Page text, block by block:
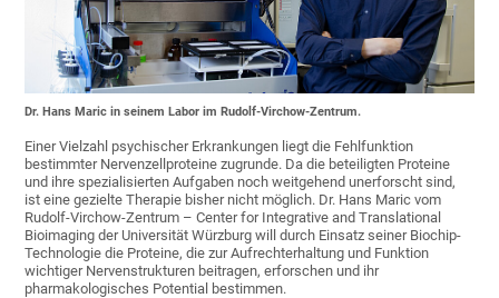
Dr. Hans Maric in seinem Labor im Rudolf-Virchow-Zentrum.
Einer Vielzahl psychischer Erkrankungen liegt die Fehlfunktion
bestimmter Nervenzellproteine zugrunde. Da die beteiligten Proteine
und ihre spezialisierten Aufgaben noch weitgehend unerforscht sind,
ist eine gezielte Therapie bisher nicht möglich. Dr. Hans Maric vom
Rudolf-Virchow-Zentrum – Center for Integrative and Translational
Bioimaging der Universität Würzburg will durch Einsatz seiner Biochip-
Technologie die Proteine, die zur Aufrechterhaltung und Funktion
wichtiger Nervenstrukturen beitragen, erforschen und ihr
pharmakologisches Potential bestimmen.